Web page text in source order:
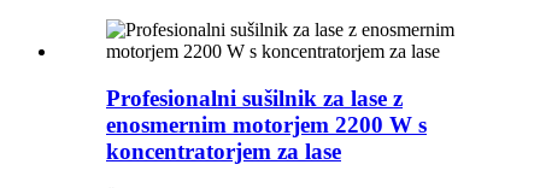
Profesionalni sušilnik za lase z
enosmernim motorjem 2200 W s
koncentratorjem za lase